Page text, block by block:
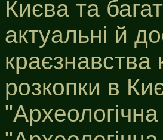
Києва та
актуальні й
краєзнавства
розкопки в
"Археологічна